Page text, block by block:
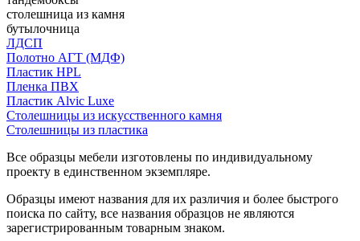
столешница из камня
бутылочница
ЛДСП
Полотно АГТ (МДФ)
Пластик HPL
Пленка ПВХ
Пластик Alvic Luxe
Столешницы из искусственного камня
Столешницы из пластика
Все образцы мебели изготовлены по индивидуальному
проекту в единственном экземпляре.
Образцы имеют названия для их различия и более быстрого
поиска по сайту, все названия образцов не являются
зарегистрированным товарным знаком.